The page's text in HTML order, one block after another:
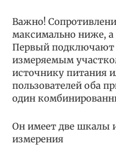
Важно!
максимально ниже,
Первый подключают
измеряемым
источнику питания
пользователей оба
один
Он имеет две шкалы
измерения